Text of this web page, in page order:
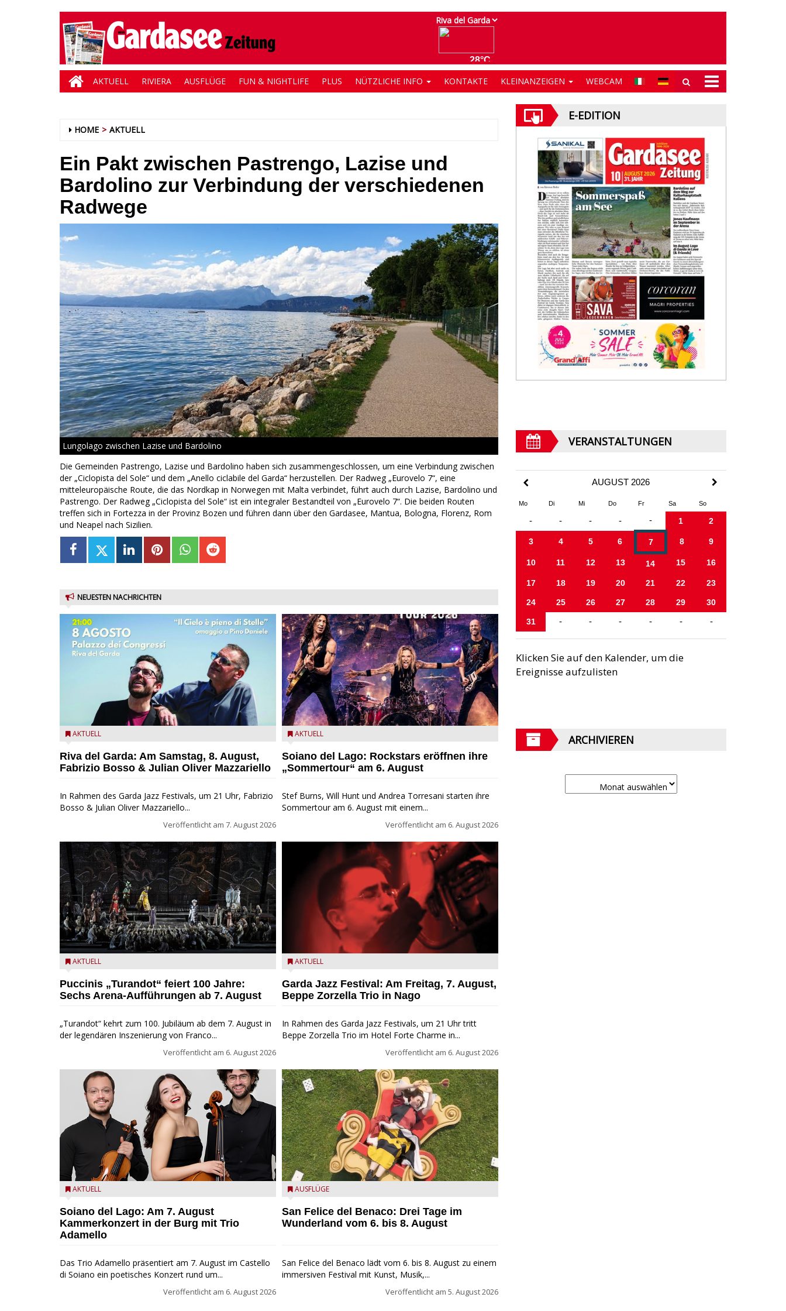
AKTUELL RIVIERA AUSFLÜGE FUN & NIGHTLIFE PLUS NÜTZLICHE INFO KONTAKTE KLEINANZEIGEN WEBCAM
HOME AKTUELL
Ein Pakt zwischen Pastrengo, Lazise und
Bardolino zur Verbindung der verschiedenen
Radwege
Lungolago zwischen Lazise und Bardolino
Die Gemeinden Pastrengo, Lazise und Bardolino haben sich zusammengeschlossen, um eine Verbindung zwischen
der „Ciclopista del Sole“ und dem „Anello ciclabile del Garda“ herzustellen. Der Radweg „Eurovelo 7“, eine
mitteleuropäische Route, die das Nordkap in Norwegen mit Malta verbindet, führt auch durch Lazise, Bardolino und
Pastrengo. Der Radweg „Ciclopista del Sole“ ist ein integraler Bestandteil von „Eurovelo 7“. Die beiden Routen
treffen sich in Fortezza in der Provinz Bozen und führen dann über den Gardasee, Mantua, Bologna, Florenz, Rom
und Neapel nach Sizilien.
NEUESTEN NACHRICHTEN
Fabrizio Bosso & Julian Oliver Mazzariello zu Gast beim
AKTUELL
Riva del Garda: Am Samstag, 8. August,
Fabrizio Bosso & Julian Oliver Mazzariello
In Rahmen des Garda Jazz Festivals, um 21 Uhr, Fabrizio
Bosso & Julian Oliver Mazzariello...
Veröffentlicht am 7. August 2026
Turandot in der Arena von Verona - Ennevi für
AKTUELL
Puccinis „Turandot“ feiert 100 Jahre:
Sechs Arena-Aufführungen ab 7. August
„Turandot“ kehrt zum 100. Jubiläum ab dem 7. August in
der legendären Inszenierung von Franco...
Veröffentlicht am 6. August 2026
Trio Adamello
AKTUELL
Soiano del Lago: Am 7. August
Kammerkonzert in der Burg mit Trio
Adamello
Das Trio Adamello präsentiert am 7. August im Castello
di Soiano ein poetisches Konzert rund um...
Veröffentlicht am 6. August 2026
Stef Burns, Will Hunt und Andrea Torresani im Summer
AKTUELL
Soiano del Lago: Rockstars eröffnen ihre
„Sommertour“ am 6. August
Stef Burns, Will Hunt und Andrea Torresani starten ihre
Sommertour am 6. August mit einem...
Veröffentlicht am 6. August 2026
Beppe Zorzella Trio zu Gast beim Garda Jazz Festival
AKTUELL
Garda Jazz Festival: Am Freitag, 7. August,
Beppe Zorzella Trio in Nago
In Rahmen des Garda Jazz Festivals, um 21 Uhr tritt
Beppe Zorzella Trio im Hotel Forte Charme in...
Veröffentlicht am 6. August 2026
San Felice del Benaco: Drei Tage im Wunderland
AUSFLÜGE
San Felice del Benaco: Drei Tage im
Wunderland vom 6. bis 8. August
San Felice del Benaco lädt vom 6. bis 8. August zu einem
immersiven Festival mit Kunst, Musik,...
Veröffentlicht am 5. August 2026
E-EDITION
VERANSTALTUNGEN
AUGUST 2026
Mo Di Mi Do Fr Sa So
- - - - - 1 2
3 4 5 6 7 8 9
10 11 12 13 14 15 16
17 18 19 20 21 22 23
24 25 26 27 28 29 30
31 - - - - - -
Klicken Sie auf den Kalender, um die
Ereignisse aufzulisten
ARCHIVIEREN